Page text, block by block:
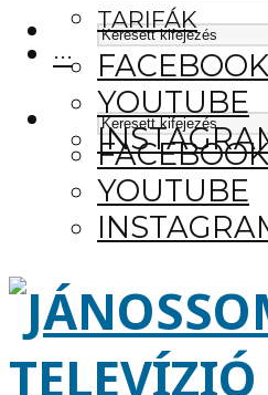
FACEBOOK
YOUTUBE
TARIFÁK
···
FACEBOOK
YOUTUBE